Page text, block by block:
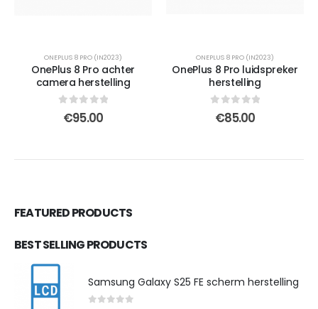
ONEPLUS 8 PRO (IN2023)
OnePlus 8 Pro achter
camera herstelling
out of 5
€95.00
ONEPLUS 8 PRO (IN2023)
OnePlus 8 Pro luidspreker
herstelling
out of 5
€85.00
FEATURED PRODUCTS
BEST SELLING PRODUCTS
Samsung Galaxy S25 FE scherm herstelling